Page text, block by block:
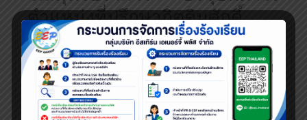
ตำแหน่งที่ปรึกษากิตติมศักดิ์
นายกเทศมนตรีตำบลแพรกษา
พร้อมด้วยผู้อำนวยการโรงเรียน
มัธยมแพรกษาวิเทศศึกษา และ
คณะผู้บริหารจากเทศบาลตำบล